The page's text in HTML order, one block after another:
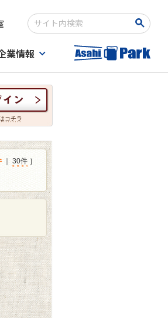
検索キーワード入力
業情報
コチラ
｜ 30件 ］